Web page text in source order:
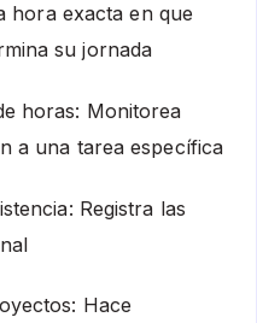
hora exacta en que
su jornada
horas: Monitorea
a una tarea específica
Registra las
Hace